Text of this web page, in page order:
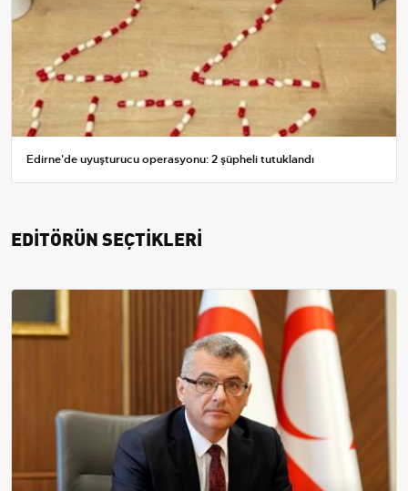
Edirne'de uyuşturucu operasyonu: 2 şüpheli tutuklandı
EDİTÖRÜN SEÇTİKLERİ